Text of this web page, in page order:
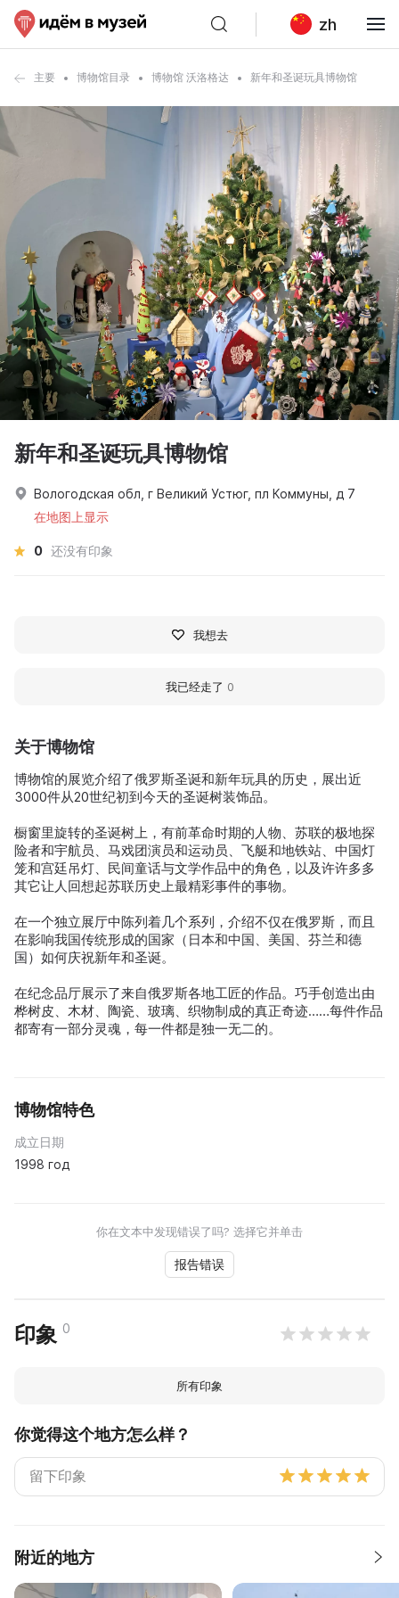
zh
主要 博物馆目录 博物馆 沃洛格达 新年和圣诞玩具博物馆
关于博物馆
博物馆的展览介绍了俄罗斯圣诞和新年玩具的历史，展出近
3000件从20世纪初到今天的圣诞树装饰品。
橱窗里旋转的圣诞树上，有前革命时期的人物、苏联的极地探
险者和宇航员、马戏团演员和运动员、飞艇和地铁站、中国灯
笼和宫廷吊灯、民间童话与文学作品中的角色，以及许许多多
其它让人回想起苏联历史上最精彩事件的事物。
在一个独立展厅中陈列着几个系列，介绍不仅在俄罗斯，而且
在影响我国传统形成的国家（日本和中国、美国、芬兰和德
国）如何庆祝新年和圣诞。
在纪念品厅展示了来自俄罗斯各地工匠的作品。巧手创造出由
桦树皮、木材、陶瓷、玻璃、织物制成的真正奇迹……每件作品
都寄有一部分灵魂，每一件都是独一无二的。
博物馆特色
成立日期
1998 год
你在文本中发现错误了吗? 选择它并单击
报告错误
印象 0
所有印象
你觉得这个地方怎么样？
附近的地方
新年和圣诞玩具博物馆
Вологодская обл, г Великий Устюг, пл Коммуны, д 7
在地图上显示
0 还没有印象
我想去
我已经走了 0